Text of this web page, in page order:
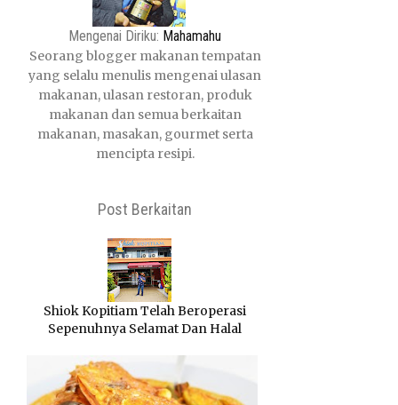
Mengenai Diriku: Mahamahu
Seorang blogger makanan tempatan
yang selalu menulis mengenai ulasan
makanan, ulasan restoran, produk
makanan dan semua berkaitan
makanan, masakan, gourmet serta
mencipta resipi.
Post Berkaitan
Shiok Kopitiam Telah Beroperasi
Sepenuhnya Selamat Dan Halal